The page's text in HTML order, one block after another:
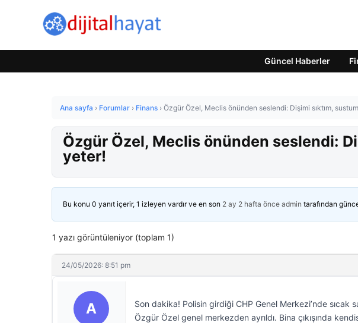
Güncel Haberler
Ana sayfa › Forumlar › Finans › Özgür Özel, Meclis önünden seslendi: Dişimi sıktım,
Özgür Özel, Meclis önünden seslendi:
yeter!
Bu konu 0 yanıt içerir, 1 izleyen vardır ve en son 2 ay 2 hafta önce admin tarafından
1 yazı görüntüleniyor (toplam 1)
24/05/2026: 8:51 pm
A
Son dakika! Polisin girdiği CHP Genel Merkezi’nde sıcak
Özgür Özel genel merkezden ayrıldı. Bina çıkışında